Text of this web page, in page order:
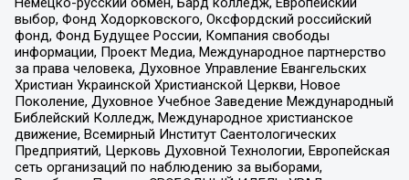
выбор, Фонд Ходорковского, Оксфордский российский
фонд, Фонд Будущее России, Компания свободы
информации, Проект Медиа, Международное партнерство
за права человека, Духовное Управление Евангельских
Христиан Украинской Христианской Церкви, Новое
Поколение, Духовное Учебное Заведение Международный
Библейский Колледж, Международное христианское
движение, Всемирный Институт Саентологических
Предприятий, Церковь Духовной Технологии, Европейская
сеть организаций по наблюдению за выборами,